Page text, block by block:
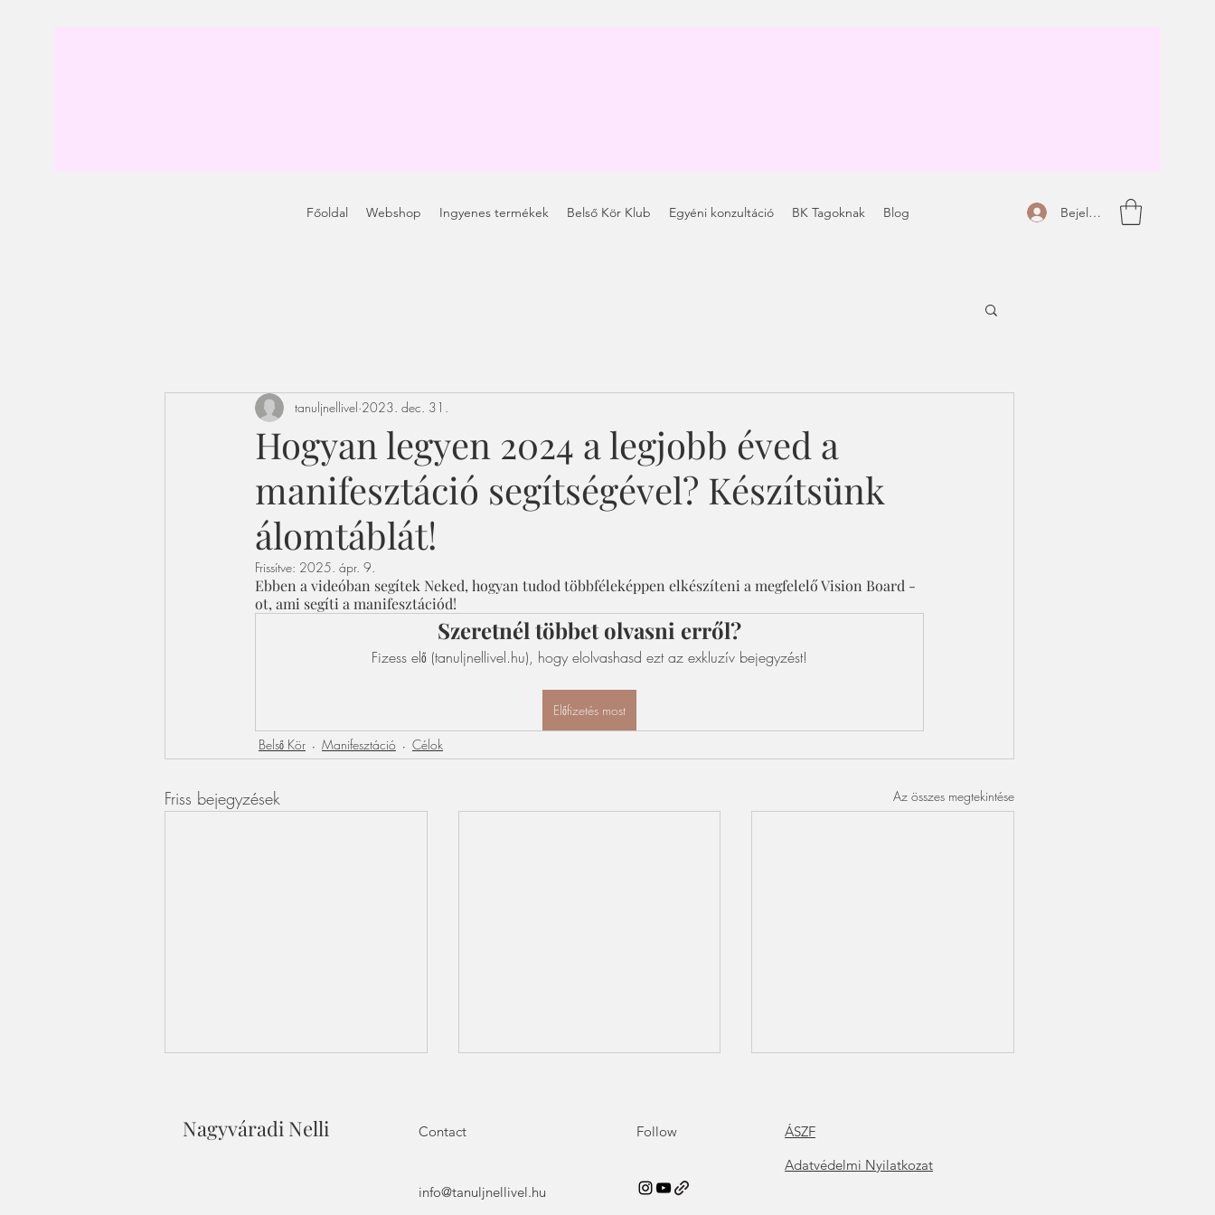
Főoldal Webshop Ingyenes termékek Belső Kör Klub Egyéni konzultáció BK Tagoknak Blog Bejelentkezés
Hogyan legyen 2024 a legjobb éved a
manifesztáció segítségével? Készítsünk
álomtáblát!
tanuljnellivel 2023. dec. 31.
Frissítve: 2025. ápr. 9.
Ebben a videóban segítek Neked, hogyan tudod többféleképpen elkészíteni a megfelelő Vision Board -
ot, ami segíti a manifesztációd!
Szeretnél többet olvasni erről?
Fizess elő (tanuljnellivel.hu), hogy elolvashasd ezt az exkluzív bejegyzést!
Előfizetés most
Belső Kör Manifesztáció Célok
Friss bejegyzések Az összes megtekintése
Nagyváradi Nelli Contact Follow
ÁSZF
Adatvédelmi Nyilatkozat
info@tanuljnellivel.hu